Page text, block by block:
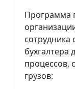
Программа
сотрудника
бухгалтера
процессов,
грузов: